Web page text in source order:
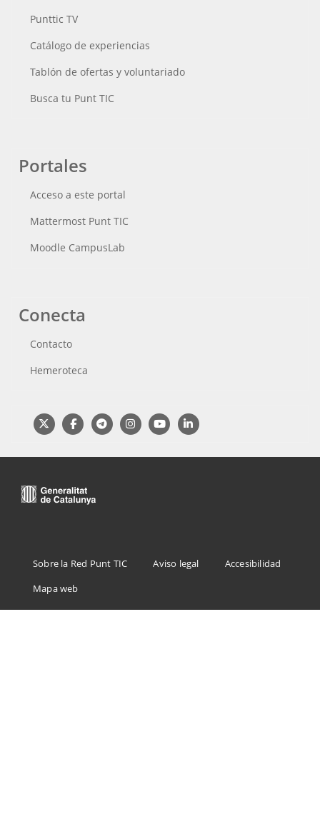
Punttic TV
Catálogo de experiencias
Tablón de ofertas y voluntariado
Busca tu Punt TIC
Portales
Acceso a este portal
Mattermost Punt TIC
Moodle CampusLab
Conecta
Contacto
Hemeroteca
Menu
Footer
Sobre la Red Punt TIC Aviso legal
Accesibilidad
Mapa web